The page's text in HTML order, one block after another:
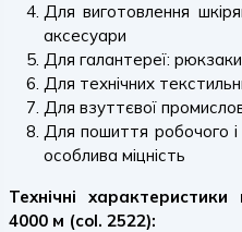
Для виготовлення
аксесуари
Для галантереї:
Для технічних
Для взуттєвої
Для пошиття робочого і
особлива міцність
Технічні
4000 м (col. 2522):